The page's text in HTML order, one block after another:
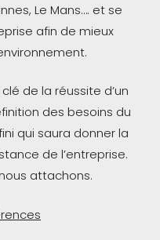
Le Mans…. et se
afin de mieux
de la réussite d’un
des besoins du
qui saura donner la
de l’entreprise.
attachons.